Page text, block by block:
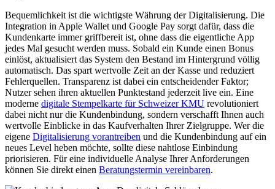
Bequemlichkeit ist die wichtigste Währung der Digitalisierung. Die
Integration in Apple Wallet und Google Pay sorgt dafür, dass die
Kundenkarte immer griffbereit ist, ohne dass die eigentliche App
jedes Mal gesucht werden muss. Sobald ein Kunde einen Bonus
einlöst, aktualisiert das System den Bestand im Hintergrund völlig
automatisch. Das spart wertvolle Zeit an der Kasse und reduziert
Fehlerquellen. Transparenz ist dabei ein entscheidender Faktor;
Nutzer sehen ihren aktuellen Punktestand jederzeit live ein. Eine
moderne digitale Stempelkarte für Schweizer KMU revolutioniert
dabei nicht nur die Kundenbindung, sondern verschafft Ihnen auch
wertvolle Einblicke in das Kaufverhalten Ihrer Zielgruppe. Wer die
eigene Digitalisierung vorantreiben und die Kundenbindung auf ein
neues Level heben möchte, sollte diese nahtlose Einbindung
priorisieren. Für eine individuelle Analyse Ihrer Anforderungen
können Sie direkt einen Beratungstermin vereinbaren.